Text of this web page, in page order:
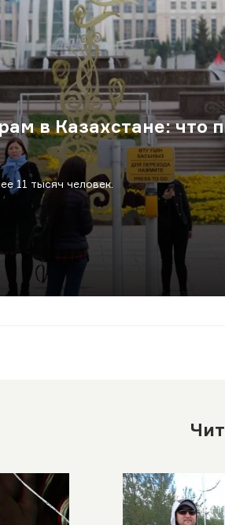
в Казахстане: что
11 тысяч человек.